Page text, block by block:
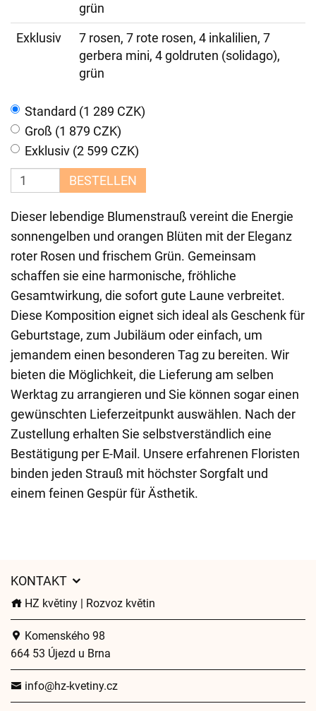
grün
Exklusiv
7 rosen, 7 rote rosen, 4 inkalilien, 7
gerbera mini, 4 goldruten (solidago),
grün
Standard (1 289 CZK)
Groß (1 879 CZK)
Exklusiv (2 599 CZK)
BESTELLEN
Dieser lebendige Blumenstrauß vereint die Energie
sonnengelben und orangen Blüten mit der Eleganz
roter Rosen und frischem Grün. Gemeinsam
schaffen sie eine harmonische, fröhliche
Gesamtwirkung, die sofort gute Laune verbreitet.
Diese Komposition eignet sich ideal als Geschenk für
Geburtstage, zum Jubiläum oder einfach, um
jemandem einen besonderen Tag zu bereiten. Wir
bieten die Möglichkeit, die Lieferung am selben
Werktag zu arrangieren und Sie können sogar einen
gewünschten Lieferzeitpunkt auswählen. Nach der
Zustellung erhalten Sie selbstverständlich eine
Bestätigung per E-Mail. Unsere erfahrenen Floristen
binden jeden Strauß mit höchster Sorgfalt und
einem feinen Gespür für Ästhetik.
KONTAKT
HZ květiny | Rozvoz květin
Komenského 98
664 53 Újezd u Brna
info@hz-kvetiny.cz